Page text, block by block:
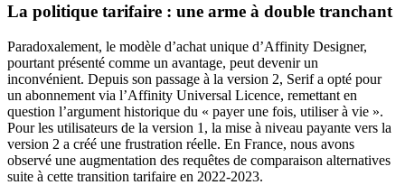
La politique tarifaire : une arme à double tranchant
Paradoxalement, le modèle d’achat unique d’Affinity Designer,
pourtant présenté comme un avantage, peut devenir un
inconvénient. Depuis son passage à la version 2, Serif a opté pour
un abonnement via l’Affinity Universal Licence, remettant en
question l’argument historique du « payer une fois, utiliser à vie ».
Pour les utilisateurs de la version 1, la mise à niveau payante vers la
version 2 a créé une frustration réelle. En France, nous avons
observé une augmentation des requêtes de comparaison alternatives
suite à cette transition tarifaire en 2022-2023.